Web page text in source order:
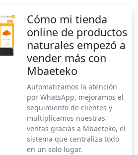
Cómo mi tienda
online de productos
naturales empezó a
vender más con
Mbaeteko
Automatizamos la atención
por WhatsApp, mejoramos el
seguimiento de clientes y
multiplicamos nuestras
ventas gracias a Mbaeteko, el
sistema que centraliza todo
en un solo lugar.